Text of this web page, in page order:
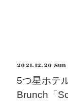
5つ星ホテ
Brunch「
2021.12.26 Sun